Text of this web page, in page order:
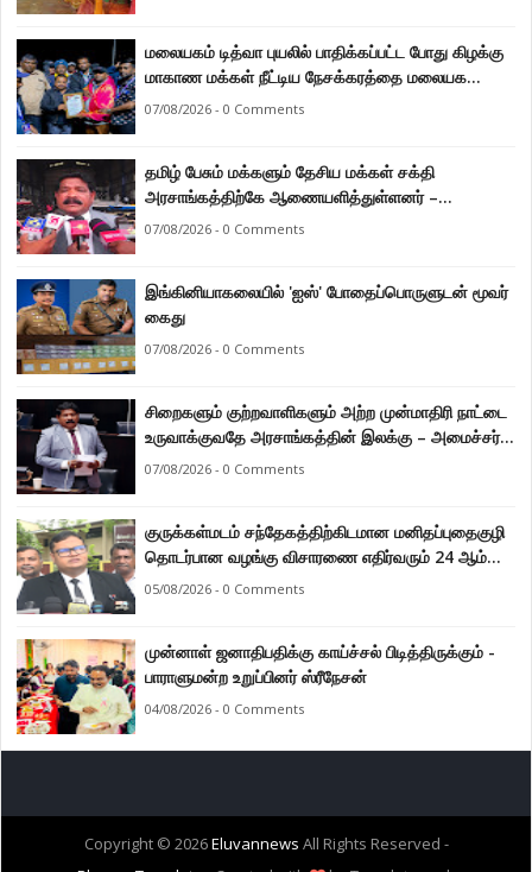
மலையகம் டித்வா புயலில் பாதிக்கப்பட்ட போது கிழக்கு
மாகாண மக்கள் நீட்டிய நேசக்கரத்தை மலையக
மக்கள் ஒருபோதும் மறக்கமாட்டார்கள் : நுவரெலியா
07/08/2026 - 0 Comments
தமிழ் பேசும் மக்களும் தேசிய மக்கள் சக்தி
அரசாங்கத்திற்கே ஆணையளித்துள்ளனர் –
கடற்றொழில் அமைச்சர் இராமலிங்கம் சந்திரசேகர்
07/08/2026 - 0 Comments
இங்கினியாகலையில் 'ஐஸ்' போதைப்பொருளுடன் மூவர்
கைது
07/08/2026 - 0 Comments
சிறைகளும் குற்றவாளிகளும் அற்ற முன்மாதிரி நாட்டை
உருவாக்குவதே அரசாங்கத்தின் இலக்கு – அமைச்சர்
இராமலிங்கம் சந்திரசேகர்
07/08/2026 - 0 Comments
குருக்கள்மடம் சந்தேகத்திற்கிடமான மனிதப்புதைகுழி
தொடர்பான வழங்கு விசாரணை எதிர்வரும் 24 ஆம்
திகதிக்கு தவணையிடப்பட்டுள்ளது.
05/08/2026 - 0 Comments
முன்னாள் ஜனாதிபதிக்கு காய்ச்சல் பிடித்திருக்கும் -
பாராளுமன்ற உறுப்பினர் ஸ்ரீநேசன்
04/08/2026 - 0 Comments
Copyright © 2026Eluvannews All Rights Reserved -